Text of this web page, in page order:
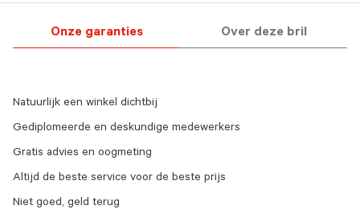
Onze garanties Over deze bril
Natuurlijk een winkel dichtbij
Gediplomeerde en deskundige medewerkers
Gratis advies en oogmeting
Altijd de beste service voor de beste prijs
Niet goed, geld terug